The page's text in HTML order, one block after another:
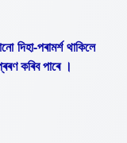
পৰামৰ্শ থাকিলে
কৰিব পাৰে ।